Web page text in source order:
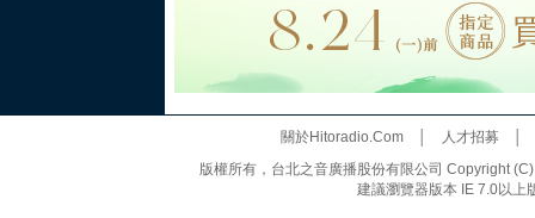
關於Hitoradio.Com│ 人才招募
版權所有，台北之音廣播股份有限公司 Copyright
建議瀏覽器版本 IE 7.0以上